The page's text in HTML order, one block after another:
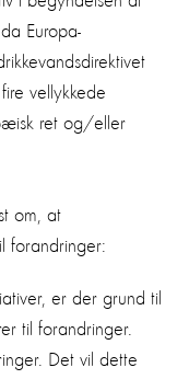
Europa-
vellykkede
ret og/eller
om, at
forandringer:
er der grund til
til forandringer.
Det vil dette